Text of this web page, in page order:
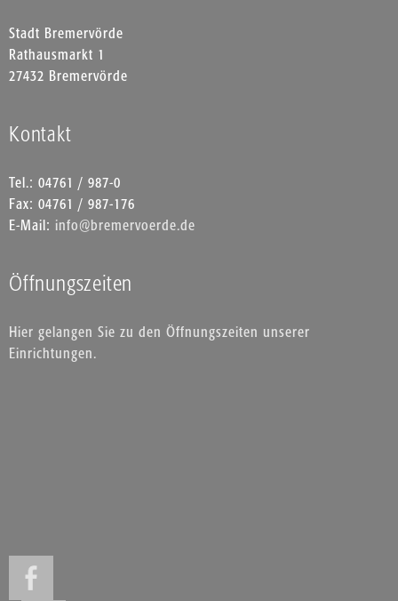
Stadt Bremervörde
Rathausmarkt 1
27432 Bremervörde
Kontakt
Tel.: 04761 / 987-0
Fax: 04761 / 987-176
E-Mail: info@bremervoerde.de
Öffnungszeiten
Hier gelangen Sie zu den Öffnungszeiten unserer
Einrichtungen.